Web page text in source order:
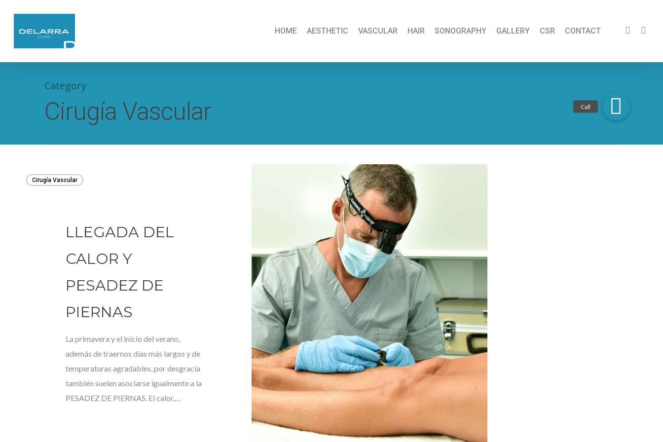
HOME AESTHETIC VASCULAR HAIR SONOGRAPHY GALLERY CSR CONTACT
Category
Cirugía Vascular
Cirugía Vascular
LLEGADA DEL
CALOR Y
PESADEZ DE
PIERNAS
La primavera y el inicio del verano,
además de traernos días más largos y de
temperaturas agradables, por desgracia
también suelen asociarse igualmente a la
PESADEZ DE PIERNAS. El calor,…